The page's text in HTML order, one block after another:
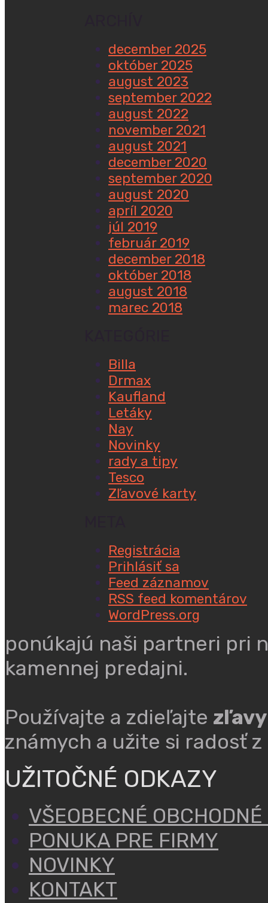
december 2025
október 2025
august 2023
september 2022
august 2022
november 2021
august 2021
december 2020
september 2020
august 2020
apríl 2020
júl 2019
február 2019
december 2018
október 2018
august 2018
marec 2018
Billa
Drmax
Kaufland
Letáky
Nay
Novinky
rady a tipy
Tesco
Zľavové karty
Registrácia
Prihlásiť sa
Feed záznamov
RSS feed komentárov
WordPress.org
ponúkajú naši partneri pri
kamennej predajni.
Používajte a zdieľajte
známych a užite si radosť
UŽITOČNÉ ODKAZY
VŠEOBECNÉ
PONUKA PRE FIRMY
NOVINKY
KONTAKT